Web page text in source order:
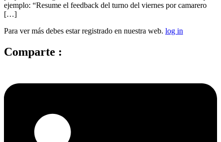
ejemplo: “Resume el feedback del turno del viernes por camarero
[…]
Para ver más debes estar registrado en nuestra web. log in
Comparte :